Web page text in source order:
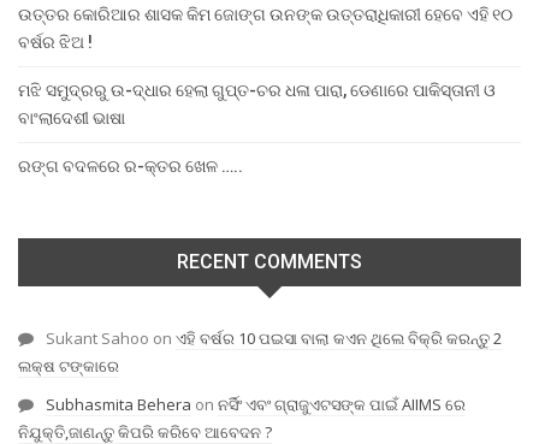
ଉତ୍ତର କୋରିଆର ଶାସକ କିମ ଜୋଙ୍ଗ ଉନଙ୍କ ଉତ୍ତରାଧିକାରୀ ହେବେ ଏହି ୧୦
ବର୍ଷର ଝିଅ !
ମଝି ସମୁଦ୍ରରୁ ଉ-ଦ୍ଧାର ହେଲା ଗୁପ୍ତ-ଚର ଧଳା ପାରା, ଡେଣାରେ ପାକିସ୍ତାନୀ ଓ
ବାଂଲାଦେଶୀ ଭାଷା
ରଙ୍ଗ ବଦଳରେ ର-କ୍ତର ଖେଳ …..
RECENT COMMENTS
Sukant Sahoo on ଏହି ବର୍ଷର 10 ପଇସା ବାଲା କଏନ ଥିଲେ ବିକ୍ରି କରନ୍ତୁ 2
ଲକ୍ଷ ଟଙ୍କାରେ
Subhasmita Behera on ନର୍ସିଂ ଏବଂ ଗ୍ରାଜୁଏଟସଙ୍କ ପାଇଁ AIIMS ରେ
ନିଯୁକ୍ତି,ଜାଣନ୍ତୁ କିପରି କରିବେ ଆବେଦନ ?